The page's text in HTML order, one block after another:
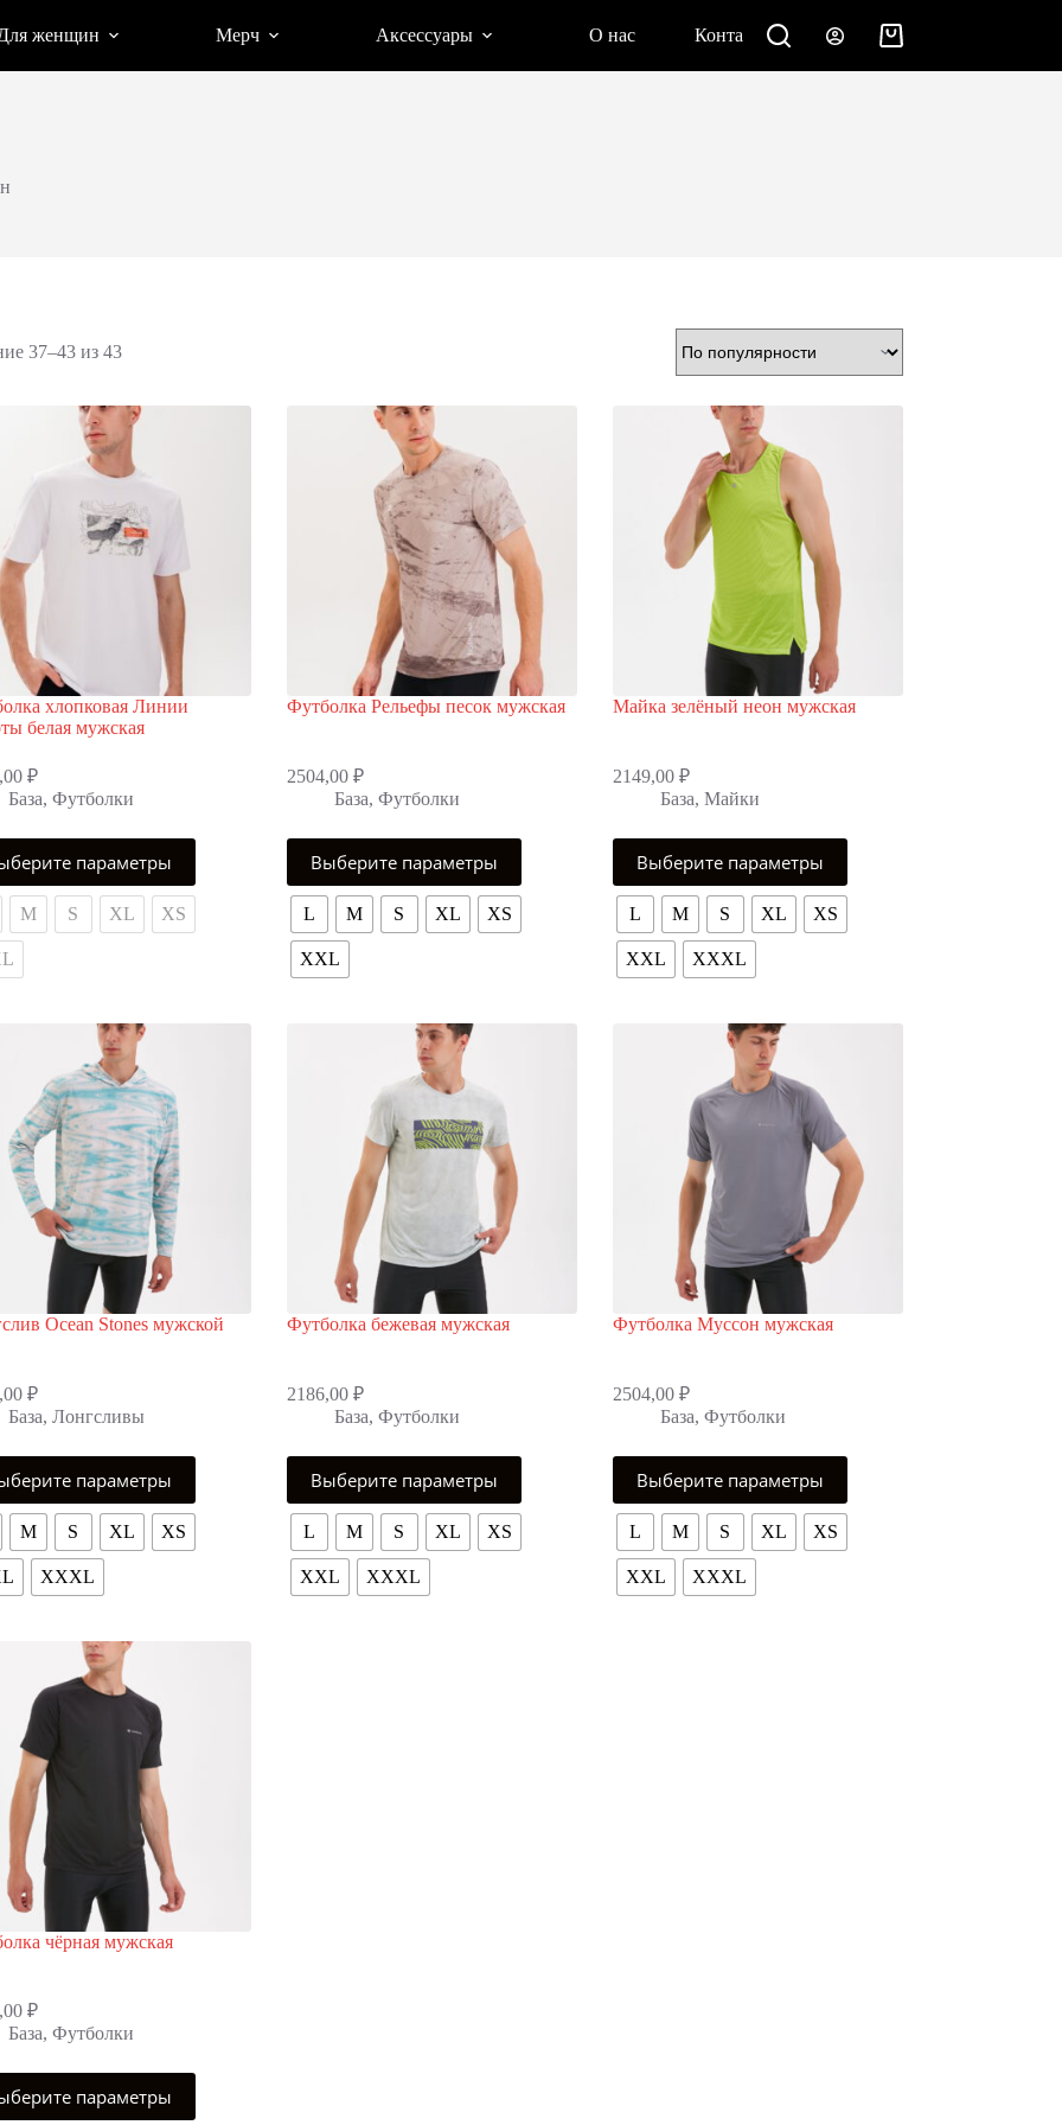
женщин Мерч Аксессуары О нас Контакты Корзина
37–43 из 43Сортировка:
хлопковая Линии
белая мужская
₽
База, Футболки
параметры
M S XL XS
Футболка Рельефы песок мужская
2504,00 ₽
База, Футболки
Выберите параметры
Этот
товар
имеет
несколько
вариаций.
Опции
можно
L M S XL XS
XXL
Майка зелёный неон мужская
2149,00 ₽
База, Майки
Выберите параметры
Этот
товар
имеет
несколько
вариаций.
Опции
можно
L M S XL XS
XXL XXXL
Ocean Stones мужской
₽
База, Лонгсливы
параметры
M S XL XS
XXXL
Футболка бежевая мужская
2186,00 ₽
База, Футболки
Выберите параметры
Этот
товар
имеет
несколько
вариаций.
Опции
можно
L M S XL XS
XXL XXXL
Футболка Муссон мужская
2504,00 ₽
База, Футболки
Выберите параметры
Этот
товар
имеет
несколько
вариаций.
Опции
можно
L M S XL XS
XXL XXXL
чёрная мужская
₽
База, Футболки
параметры